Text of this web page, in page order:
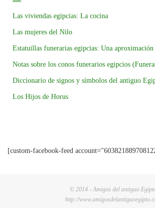
Las viviendas egipcias: La cocina
Las mujeres del Nilo
Estatuillas funerarias egipcias: Una aproximación
Notas sobre los conos funerarios egipcios
Diccionario de signos y símbolos del antiguo
Los Hijos de Horus
[custom-facebook-feed
© 2014 - Amigos del antiguo
http://